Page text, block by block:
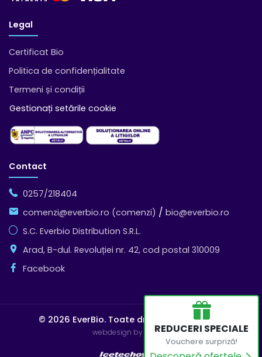
REDUCERI SPECIALE
Vouchere surpriză!
Legal
Certificat Bio
Politica de confidențialitate
Termeni și condiții
Gestionați setările cookie
Contact
0257/218404
comenzi@everbio.ro (comenzi) / bio@everbio.ro
S.C. Everbio Distribution S.R.L.
Arad, B-dul. Revoluției nr. 42, cod postal 310009
Facebook
© 2026 EverBio. Toate drepturile rezervate
webdesign by Icetech